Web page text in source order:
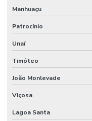
Manhuaçu
Patrocínio
Unaí
Timóteo
João Monlevade
Viçosa
Lagoa Santa